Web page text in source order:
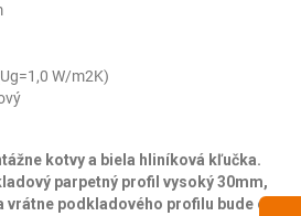
W/m2K)
kotvy a biela hliníková kľučka.
parpetný profil vysoký 30mm,
vrátne podkladového profilu bude o